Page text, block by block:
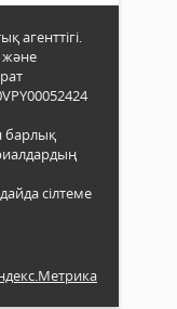
агенттігі.
және
барлық
сілтеме